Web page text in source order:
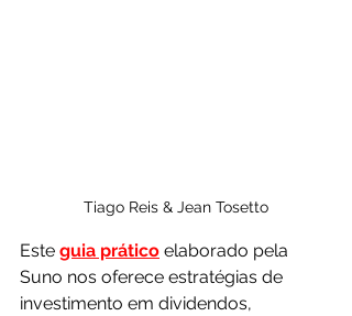
Tiago Reis & Jean Tosetto
Este guia prático elaborado pela
Suno nos oferece estratégias de
investimento em dividendos,